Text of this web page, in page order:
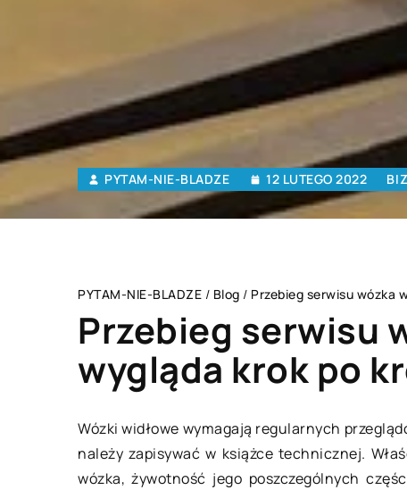
PYTAM-NIE-BLADZE 12 LUTEGO 2022
PYTAM-NIE-BLADZE / Blog / Przebieg serwisu wózka
Przebieg serwisu
wygląda krok po
Wózki widłowe wymagają regularnych
należy zapisywać w książce technicznej.
wózka, żywotność jego poszczególnych